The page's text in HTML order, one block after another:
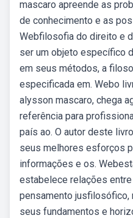
mascaro apreende as
de conhecimento e as
Webfilosofia do direito e
ser um objeto específico
em seus métodos, a
especificada em. Webo
alysson mascaro, chega
referência para
país ao. O autor deste
seus melhores esforços
informações e os.
estabelece relações
pensamento
seus fundamentos e